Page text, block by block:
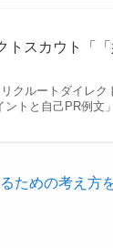
スカウト「
クルートダイレ
ントと自己PR例
ための考え方